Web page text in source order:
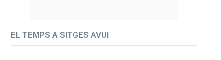
EL TEMPS A SITGES AVUI